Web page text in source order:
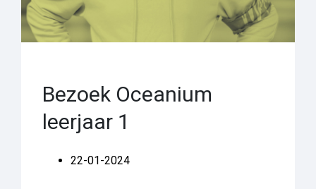
Bezoek Oceanium
leerjaar 1
22-01-2024